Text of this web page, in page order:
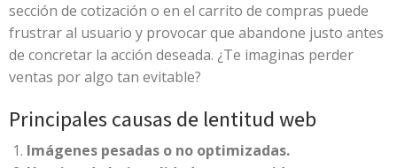
sección de cotización o en el carrito de compras puede
frustrar al usuario y provocar que abandone justo antes
de concretar la acción deseada. ¿Te imaginas perder
ventas por algo tan evitable?
Principales causas de lentitud web
Imágenes pesadas o no optimizadas.